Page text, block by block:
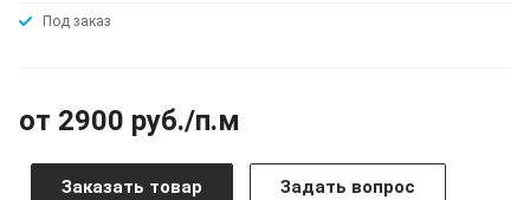
Под заказ
от 2900 руб./п.м
Заказать товар Задать вопрос